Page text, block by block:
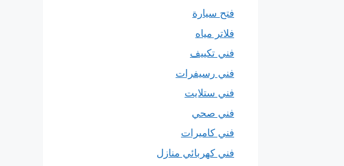
فتح سيارة
فلاتر مياه
فني تكييف
فني رسيفرات
فني ستلايت
فني صحي
فني كاميرات
فني كهربائي منازل